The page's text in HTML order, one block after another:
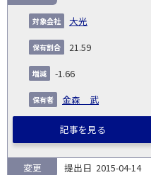
大光
21.59
-1.66
金森 武
記事を見る
2015-04-14
変更